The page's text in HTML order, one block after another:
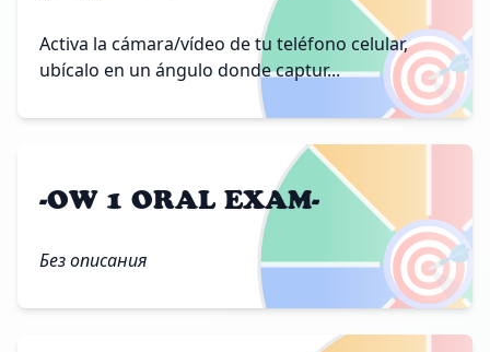
🎯
Activa la cámara/vídeo de tu teléfono celular,
ubícalo en un ángulo donde captur...
🎯
-OW 1 ORAL EXAM-
Без описания